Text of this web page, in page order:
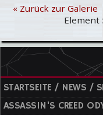
« Zurück zur Galerie
Element
STARTSEITE / NEWS /
ASSASSIN'S CREED